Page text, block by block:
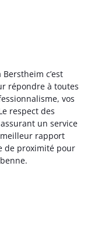
c’est
répondre à toutes
vos
respect des
un service
rapport
de proximité pour